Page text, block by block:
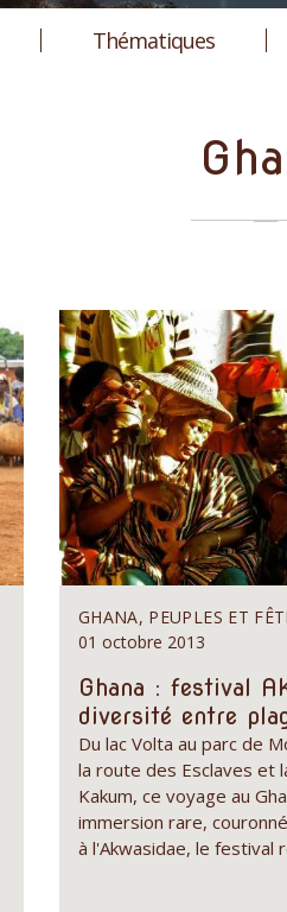
Thématiques
GHANA, PEUPLES ET
01 octobre 2013
Ghana : festival
diversité entre
Du lac Volta au parc de
la route des Esclaves et
Kakum, ce voyage au
immersion rare,
à l'Akwasidae, le festival